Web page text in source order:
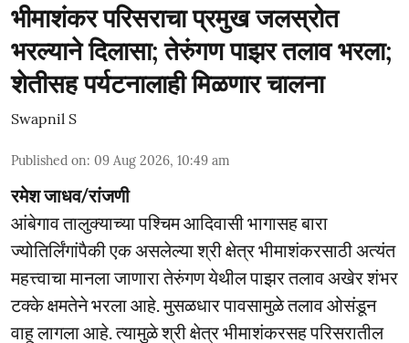
भीमाशंकर परिसराचा प्रमुख जलस्रोत
भरल्याने दिलासा; तेरुंगण पाझर तलाव भरला;
शेतीसह पर्यटनालाही मिळणार चालना
Swapnil S
Published on: 09 Aug 2026, 10:49 am
रमेश जाधव/रांजणी
आंबेगाव तालुक्याच्या पश्चिम आदिवासी भागासह बारा
ज्योतिर्लिंगांपैकी एक असलेल्या श्री क्षेत्र भीमाशंकरसाठी अत्यंत
महत्त्वाचा मानला जाणारा तेरुंगण येथील पाझर तलाव अखेर शंभर
टक्के क्षमतेने भरला आहे. मुसळधार पावसामुळे तलाव ओसंडून
वाहू लागला आहे. त्यामुळे श्री क्षेत्र भीमाशंकरसह परिसरातील